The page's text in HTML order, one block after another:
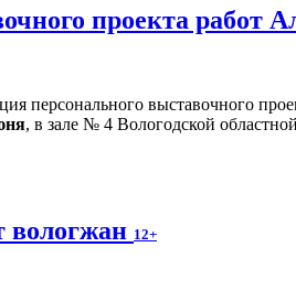
проекта работ
персонального выставочного
, в зале № 4 Вологодской
вологжан 12+